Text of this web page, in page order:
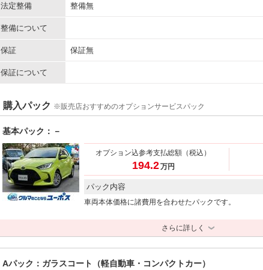
法定整備 整備無
整備について
保証 保証無
保証について
購入パック ※販売店おすすめのオプションサービスパック
基本パック：－
オプション込参考支払総額 （税込）
194.2万円
パック内容
車両本体価格に諸費用を合わせたパックです。
さらに詳しく
Aパック：ガラスコート（軽自動車・コンパクトカー）